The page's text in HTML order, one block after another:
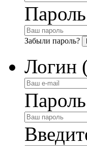
Забыли пароль?
Логин